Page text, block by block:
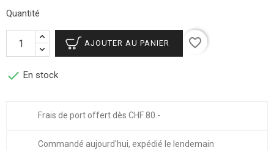
Quantité
AJOUTER AU PANIER favorite_border
 En stock
Frais de port offert dès CHF 80.-
Commandé aujourd'hui, expédié le lendemain